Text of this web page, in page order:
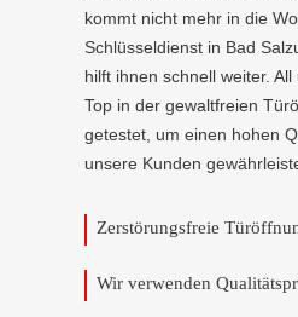
kommt nicht mehr in die
Schlüsseldienst in Bad
hilft ihnen schnell weiter.
Top in der gewaltfreien
getestet, um einen hohen
unsere Kunden
Zerstörungsfreie
Wir verwenden